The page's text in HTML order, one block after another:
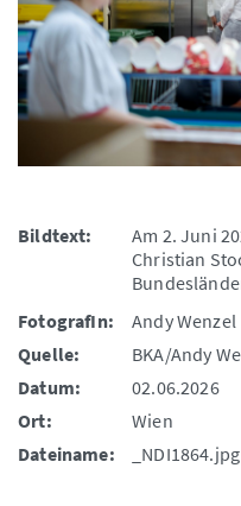
Bildtext:
Am 2. Juni
Christian
FotografIn:
Andy Wenzel
Quelle:
BKA/Andy
Datum:
02.06.2026
Ort:
Wien
Dateiname:
_NDI1864.jpg